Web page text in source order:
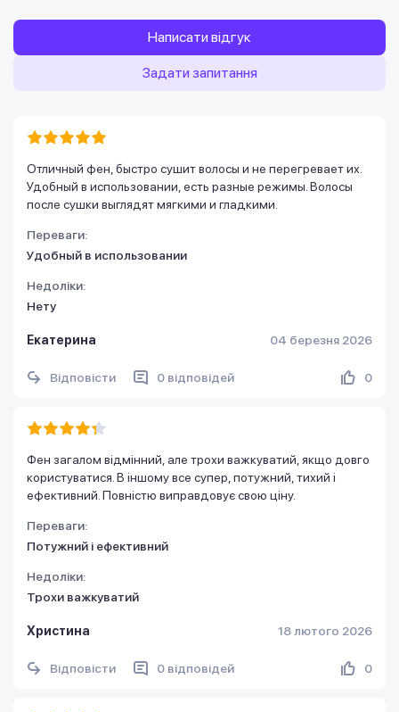
Написати відгук
Задати запитання
Отличный фен, быстро сушит волосы и не перегревает их.
Удобный в использовании, есть разные режимы. Волосы
после сушки выглядят мягкими и гладкими.
Переваги:
Удобный в использовании
Недоліки:
Нету
Екатерина 04 березня 2026
Відповісти 0 відповідей 0
Фен загалом відмінний, але трохи важкуватий, якщо довго
користуватися. В іншому все супер, потужний, тихий і
ефективний. Повністю виправдовує свою ціну.
Переваги:
Потужний і ефективний
Недоліки:
Трохи важкуватий
Христина 18 лютого 2026
Відповісти 0 відповідей 0